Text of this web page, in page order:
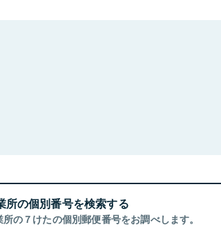
所の個別番号を検索する
所の７けたの個別郵便番号をお調べします。